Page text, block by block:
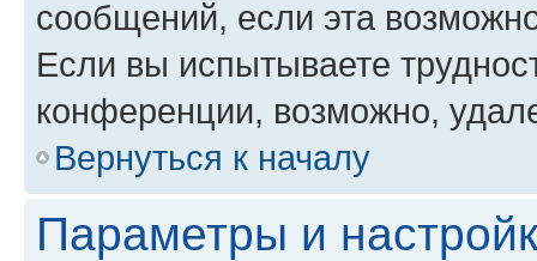
сообщений, если эта
Если вы испытываете
конференции, возможно,
Вернуться к началу
Параметры и